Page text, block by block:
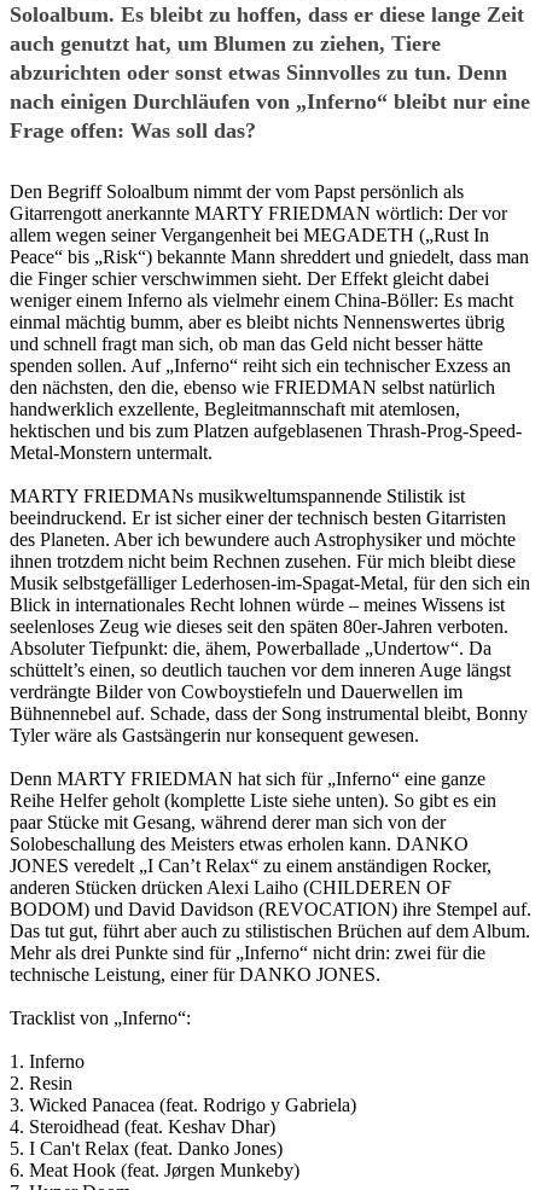
Soloalbum. Es bleibt zu hoffen, dass er diese lange Zeit
auch genutzt hat, um Blumen zu ziehen, Tiere
abzurichten oder sonst etwas Sinnvolles zu tun. Denn
nach einigen Durchläufen von „Inferno“ bleibt nur eine
Frage offen: Was soll das?
Den Begriff Soloalbum nimmt der vom Papst persönlich als
Gitarrengott anerkannte MARTY FRIEDMAN wörtlich: Der vor
allem wegen seiner Vergangenheit bei MEGADETH („Rust In
Peace“ bis „Risk“) bekannte Mann shreddert und gniedelt, dass man
die Finger schier verschwimmen sieht. Der Effekt gleicht dabei
weniger einem Inferno als vielmehr einem China-Böller: Es macht
einmal mächtig bumm, aber es bleibt nichts Nennenswertes übrig
und schnell fragt man sich, ob man das Geld nicht besser hätte
spenden sollen. Auf „Inferno“ reiht sich ein technischer Exzess an
den nächsten, den die, ebenso wie FRIEDMAN selbst natürlich
handwerklich exzellente, Begleitmannschaft mit atemlosen,
hektischen und bis zum Platzen aufgeblasenen Thrash-Prog-Speed-
Metal-Monstern untermalt.
MARTY FRIEDMANs musikweltumspannende Stilistik ist
beeindruckend. Er ist sicher einer der technisch besten Gitarristen
des Planeten. Aber ich bewundere auch Astrophysiker und möchte
ihnen trotzdem nicht beim Rechnen zusehen. Für mich bleibt diese
Musik selbstgefälliger Lederhosen-im-Spagat-Metal, für den sich ein
Blick in internationales Recht lohnen würde – meines Wissens ist
seelenloses Zeug wie dieses seit den späten 80er-Jahren verboten.
Absoluter Tiefpunkt: die, ähem, Powerballade „Undertow“. Da
schüttelt’s einen, so deutlich tauchen vor dem inneren Auge längst
verdrängte Bilder von Cowboystiefeln und Dauerwellen im
Bühnennebel auf. Schade, dass der Song instrumental bleibt, Bonny
Tyler wäre als Gastsängerin nur konsequent gewesen.
Denn MARTY FRIEDMAN hat sich für „Inferno“ eine ganze
Reihe Helfer geholt (komplette Liste siehe unten). So gibt es ein
paar Stücke mit Gesang, während derer man sich von der
Solobeschallung des Meisters etwas erholen kann. DANKO
JONES veredelt „I Can’t Relax“ zu einem anständigen Rocker,
anderen Stücken drücken Alexi Laiho (CHILDEREN OF
BODOM) und David Davidson (REVOCATION) ihre Stempel auf.
Das tut gut, führt aber auch zu stilistischen Brüchen auf dem Album.
Mehr als drei Punkte sind für „Inferno“ nicht drin: zwei für die
technische Leistung, einer für DANKO JONES.
Tracklist von „Inferno“:
1. Inferno
2. Resin
3. Wicked Panacea (feat. Rodrigo y Gabriela)
4. Steroidhead (feat. Keshav Dhar)
5. I Can't Relax (feat. Danko Jones)
6. Meat Hook (feat. Jørgen Munkeby)